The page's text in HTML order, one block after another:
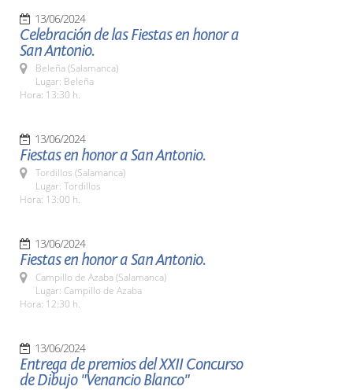
13/06/2024
Celebración de las Fiestas en honor a
San Antonio.
Beleña (Salamanca)
Lugar: Beleña
Hora: 13:30 h.
13/06/2024
Fiestas en honor a San Antonio.
Tordillos (Salamanca)
Lugar: Tordillos
Hora: 13:00 h.
13/06/2024
Fiestas en honor a San Antonio.
Campillo de Azaba (Salamanca)
Lugar: Campillo de Azaba
Hora: 12:30 h.
13/06/2024
Entrega de premios del XXII Concurso
de Dibujo "Venancio Blanco"